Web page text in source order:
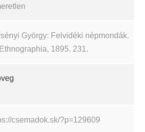
György: Felvidéki népmondák.
Ethnographia, 1895. 231.
csemadok.sk/?p=129609